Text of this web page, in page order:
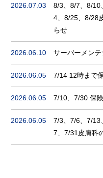
2026.07.03
8/3、8/7、8/10
4、8/25、8/28
らせ
2026.06.10 サーバーメン
2026.06.05 7/14 12時まで
2026.06.05 7/10、7/30 保
2026.06.05
7/3、7/6、7/13
7、7/31皮膚科